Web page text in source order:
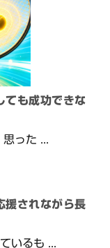
ても成功できな
った ...
援されながら長
いるも ...